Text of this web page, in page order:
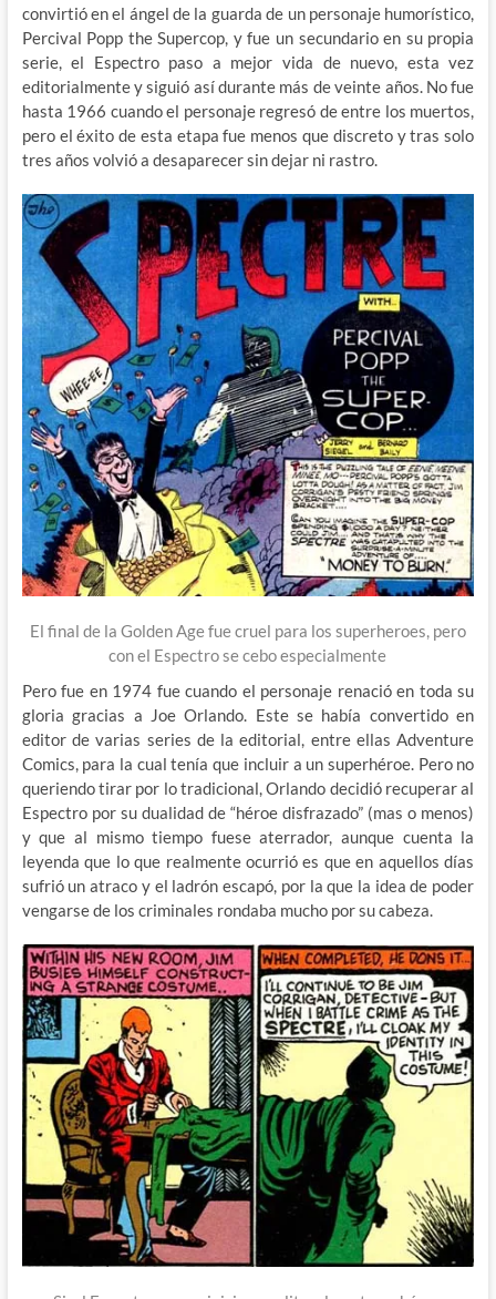
convirtió en el ángel de la guarda de un personaje humorístico,
Percival Popp the Supercop, y fue un secundario en su propia
serie, el Espectro paso a mejor vida de nuevo, esta vez
editorialmente y siguió así durante más de veinte años. No fue
hasta 1966 cuando el personaje regresó de entre los muertos,
pero el éxito de esta etapa fue menos que discreto y tras solo
tres años volvió a desaparecer sin dejar ni rastro.
El final de la Golden Age fue cruel para los superheroes, pero
con el Espectro se cebo especialmente
Pero fue en 1974 fue cuando el personaje renació en toda su
gloria gracias a Joe Orlando. Este se había convertido en
editor de varias series de la editorial, entre ellas Adventure
Comics, para la cual tenía que incluir a un superhéroe. Pero no
queriendo tirar por lo tradicional, Orlando decidió recuperar al
Espectro por su dualidad de “héroe disfrazado” (mas o menos)
y que al mismo tiempo fuese aterrador, aunque cuenta la
leyenda que lo que realmente ocurrió es que en aquellos días
sufrió un atraco y el ladrón escapó, por la que la idea de poder
vengarse de los criminales rondaba mucho por su cabeza.